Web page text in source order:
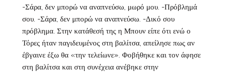
-Σάρα, δεν μπορώ να αναπνεύσω, μωρό μου. -Πρόβλημά
σου. -Σάρα, δεν μπορώ να αναπνεύσω. -Δικό σου
πρόβλημα. Στην κατάθεσή της η Μπουν είπε ότι ενώ ο
Τόρες ήταν παγιδευμένος στη βαλίτσα, απείλησε πως αν
έβγαινε έξω θα «την τελείωνε». Φοβήθηκε και τον άφησε
στη βαλίτσα και στη συνέχεια ανέβηκε στην